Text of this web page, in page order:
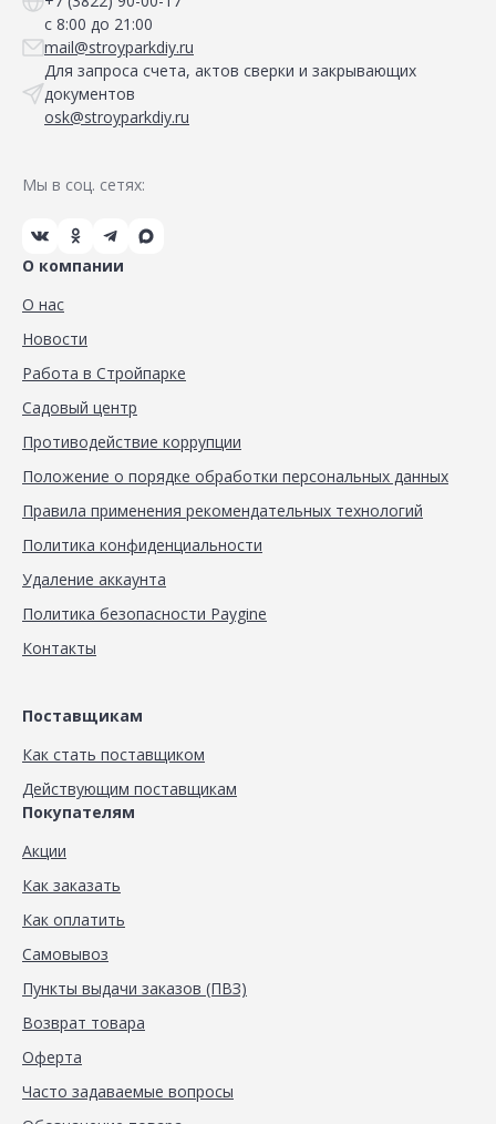
с 8:00 до 21:00
mail@stroyparkdiy.ru
Для запроса счета, актов сверки и закрывающих
документов
osk@stroyparkdiy.ru
Мы в соц. сетях:
О компании
О нас
Новости
Работа в Стройпарке
Садовый центр
Противодействие коррупции
Положение о порядке обработки персональных данных
Правила применения рекомендательных технологий
Политика конфиденциальности
Удаление аккаунта
Политика безопасности Paygine
Контакты
Поставщикам
Как стать поставщиком
Действующим поставщикам
Покупателям
Акции
Как заказать
Как оплатить
Самовывоз
Пункты выдачи заказов (ПВЗ)
Возврат товара
Оферта
Часто задаваемые вопросы